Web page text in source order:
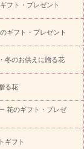
四十九日法要以
とセットギフト
フラワー
お盆（新
お取り寄せギフト
蝶蘭
プリザーブ
ント 花束
スタ
胡蝶蘭・花鉢
世界初の青色胡蝶蘭
ーブドフラワー
セミオーダー
りのeギフト
フト・プレゼント
ギフト・プレゼント
冬のお供えに贈る花
る花
花のギフト・プレゼ
ギフト